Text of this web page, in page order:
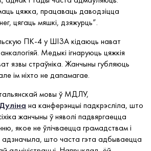
цяжка, працаваць даводзіцца
цягаць мяшкі, дзяжурць”.
ПК-4 у ШІЗА кідаюць нават
Медыкі ігнаруюць цяжкія
язвы страўніка. Жанчыны губляюць
ім ніхто не дапамагае.
мовы ў МДЛУ,
на канферэнцыі падкрэсліла, што
жанчыны ў няволі падвяргаецца
якое не ўлічваецца грамадствам і
адзначыла, што часта гэта адбываецца